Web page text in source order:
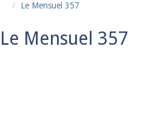
Le Mensuel 357
Le Mensuel 357